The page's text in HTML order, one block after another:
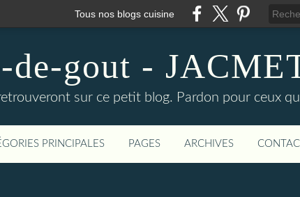
Tous nos blogs cuisine
de-gout -
sur ce petit blog. Pardon pour ceux
PRINCIPALES PAGES ARCHIVES